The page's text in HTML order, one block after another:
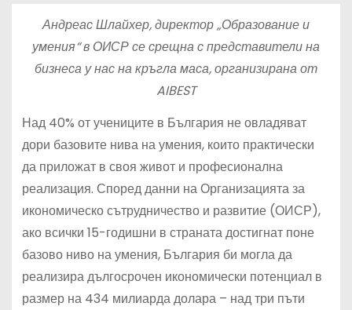
Андреас Шлайхер, директор „Образование и
умения“ в ОИСР се срещна с представители на
бизнеса у нас на кръгла маса, организирана от
AIBEST
Над 40% от учениците в България не овладяват
дори базовите нива на умения, които практически
да приложат в своя живот и професионална
реализация. Според данни на Организацията за
икономическо сътрудничество и развитие (ОИСР),
ако всички 15-годишни в страната достигнат поне
базово ниво на умения, България би могла да
реализира дългосрочен икономически потенциал в
размер на 434 милиарда долара – над три пъти